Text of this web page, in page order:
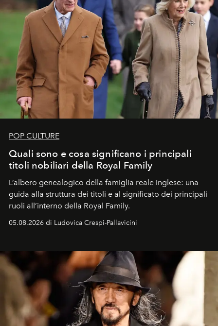
POP CULTURE
Quali sono e cosa significano i principali
titoli nobiliari della Royal Family
L’albero genealogico della famiglia reale inglese: una
guida alla struttura dei titoli e al significato dei principali
ruoli all’interno della Royal Family.
05.08.2026 di Ludovica Crespi-Pallavicini